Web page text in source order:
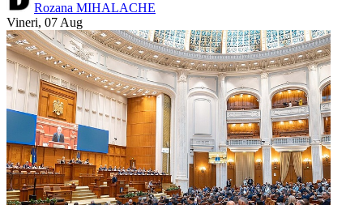
Rozana MIHALACHE
Vineri, 07 Aug